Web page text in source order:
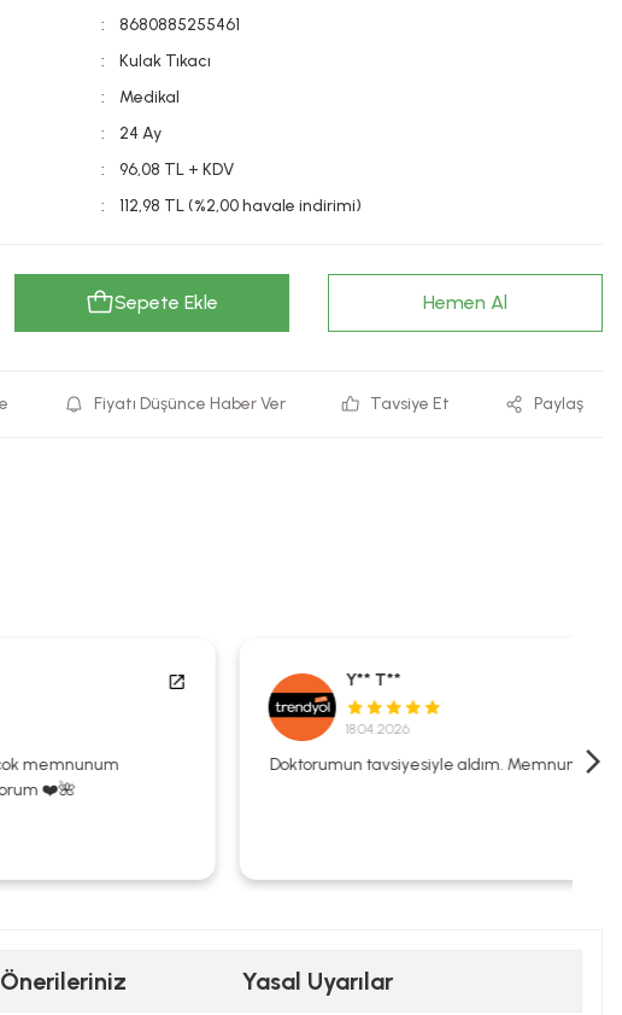
8680885255461
Kulak Tıkacı
Medikal
24 Ay
96,08 TL + KDV
112,98 TL (%2,00 havale indirimi)
Sepete Ekle Hemen Al
Fiyatı Düşünce Haber Ver Tavsiye Et Paylaş
Doktorumun tavsiyesiyle aldım. Memnunum.
Önerileriniz Yasal Uyarılar